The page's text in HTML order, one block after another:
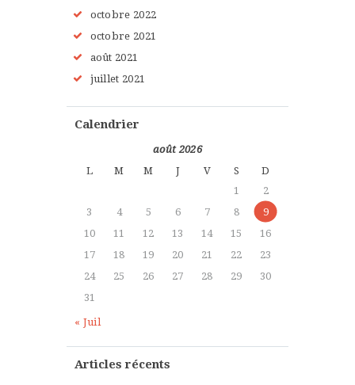
octobre 2022
octobre 2021
août 2021
juillet 2021
Calendrier
août 2026
L
M M J V S
D
1
2
3
4 5 6 7 8
9
10
11 12 13 14 15
16
17
18 19 20 21 22
23
24
25 26 27 28 29
30
31
« Juil
Articles récents